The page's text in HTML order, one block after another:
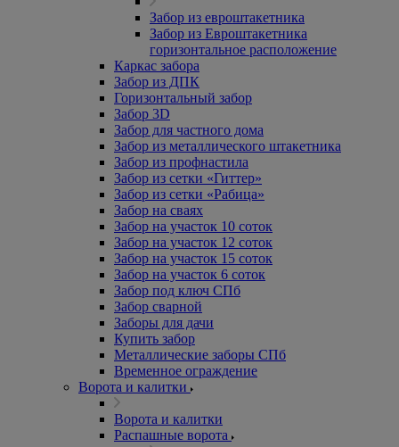
Забор из евроштакетника
Забор из Евроштакетника
горизонтальное расположение
Каркас забора
Забор из ДПК
Горизонтальный забор
Забор 3D
Забор для частного дома
Забор из металлического штакетника
Забор из профнастила
Забор из сетки «Гиттер»
Забор из сетки «Рабица»
Забор на сваях
Забор на участок 10 соток
Забор на участок 12 соток
Забор на участок 15 соток
Забор на участок 6 соток
Забор под ключ СПб
Забор сварной
Заборы для дачи
Купить забор
Металлические заборы СПб
Временное ограждение
Ворота и калитки
Ворота и калитки
Распашные ворота